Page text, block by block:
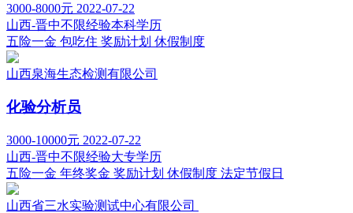
3000-8000元 2022-07-22
山西-晋中不限经验本科学历
五险一金 包吃住 奖励计划 休假制度
山西泉海生态检测有限公司
化验分析员
3000-10000元 2022-07-22
山西-晋中不限经验大专学历
五险一金 年终奖金 奖励计划 休假制度 法定节假日
山西省三水实验测试中心有限公司